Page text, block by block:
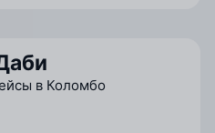
в Коломбо